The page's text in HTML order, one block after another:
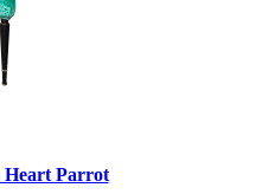
Heart Parrot